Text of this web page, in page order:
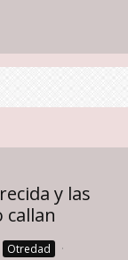
y las
callan
Otredad
·